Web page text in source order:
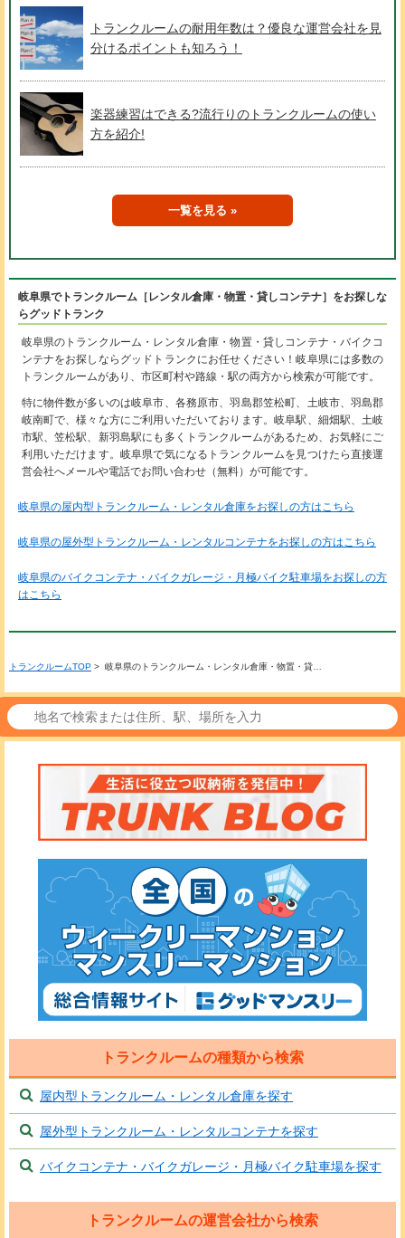
トランクルームの耐用年数は？優良な運営会社を見
分けるポイントも知ろう！
楽器練習はできる?流行りのトランクルームの使い
方を紹介!
一覧を見る
岐阜県でトランクルーム［レンタル倉庫・物置・貸しコンテナ］をお探しな
らグッドトランク
岐阜県のトランクルーム・レンタル倉庫・物置・貸しコンテナ・バイクコ
ンテナをお探しならグッドトランクにお任せください！岐阜県には多数の
トランクルームがあり、市区町村や路線・駅の両方から検索が可能です。
特に物件数が多いのは岐阜市、各務原市、羽島郡笠松町、土岐市、羽島郡
岐南町で、様々な方にご利用いただいております。岐阜駅、細畑駅、土岐
市駅、笠松駅、新羽島駅にも多くトランクルームがあるため、お気軽にご
利用いただけます。岐阜県で気になるトランクルームを見つけたら直接運
営会社へメールや電話でお問い合わせ（無料）が可能です。
岐阜県の屋内型トランクルーム・レンタル倉庫をお探しの方はこちら
岐阜県の屋外型トランクルーム・レンタルコンテナをお探しの方はこちら
岐阜県のバイクコンテナ・バイクガレージ・月極バイク駐車場をお探しの方
はこちら
トランクルームTOP > 岐阜県のトランクルーム・レンタル倉庫・物置・貸…
トランクルームの種類から検索
屋内型トランクルーム・レンタル倉庫を探す
屋外型トランクルーム・レンタルコンテナを探す
バイクコンテナ・バイクガレージ・月極バイク駐車場を探す
トランクルームの運営会社から検索